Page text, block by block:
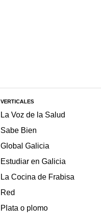
VERTICALES
La Voz de la Salud
Sabe Bien
Global Galicia
Estudiar en Galicia
La Cocina de Frabisa
Red
Plata o plomo